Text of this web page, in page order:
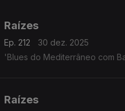
Raízes
Ep. 212
30 dez. 2025
'Blues do Mediterrâneo com
Raízes